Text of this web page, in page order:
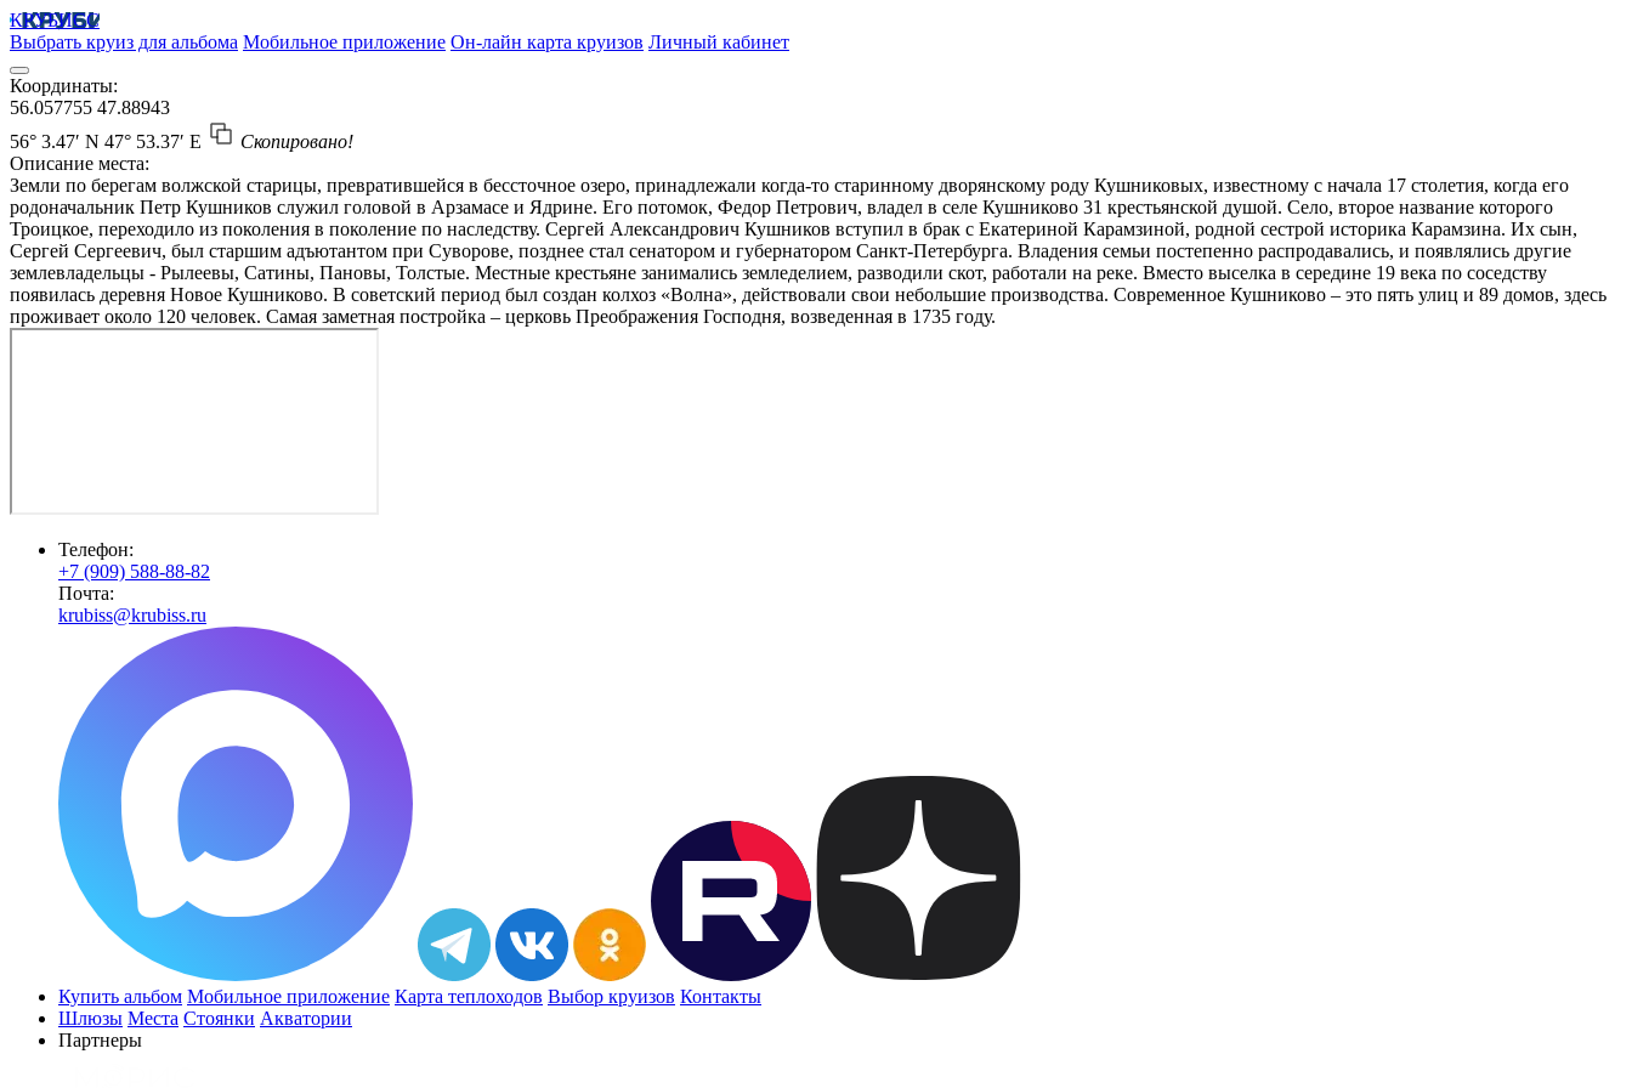
КРУБИСС
Выбрать круиз для альбома Мобильное приложение Он-лайн карта круизов Личный кабинет
Координаты:
56.057755 47.88943
56° 3.47′ N 47° 53.37′ E
Скопировано!
Описание места:
Земли по берегам волжской старицы, превратившейся в бессточное озеро, принадлежали когда-то старинному дворянскому роду Кушниковых, известному с начала 17 столетия, когда его
родоначальник Петр Кушников служил головой в Арзамасе и Ядрине. Его потомок, Федор Петрович, владел в селе Кушниково 31 крестьянской душой. Село, второе название которого
Троицкое, переходило из поколения в поколение по наследству. Сергей Александрович Кушников вступил в брак с Екатериной Карамзиной, родной сестрой историка Карамзина. Их сын,
Сергей Сергеевич, был старшим адъютантом при Суворове, позднее стал сенатором и губернатором Санкт-Петербурга. Владения семьи постепенно распродавались, и появлялись другие
землевладельцы - Рылеевы, Сатины, Пановы, Толстые. Местные крестьяне занимались земледелием, разводили скот, работали на реке. Вместо выселка в середине 19 века по соседству
появилась деревня Новое Кушниково. В советский период был создан колхоз «Волна», действовали свои небольшие производства. Современное Кушниково – это пять улиц и 89 домов, здесь
проживает около 120 человек. Самая заметная постройка – церковь Преображения Господня, возведенная в 1735 году.
Телефон:
+7 (909) 588-88-82
Почта:
krubiss@krubiss.ru
Купить альбом Мобильное приложение Карта теплоходов Выбор круизов Контакты
Шлюзы Места Стоянки Акватории
Партнеры